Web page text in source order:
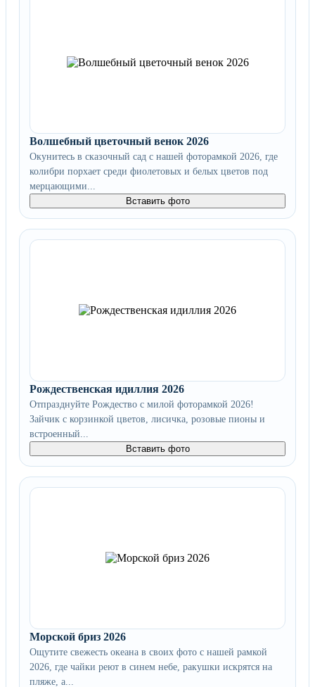
Волшебный цветочный венок 2026
Окунитесь в сказочный сад с нашей фоторамкой 2026, где
колибри порхает среди фиолетовых и белых цветов под
мерцающими...
Вставить фото
Рождественская идиллия 2026
Отпразднуйте Рождество с милой фоторамкой 2026!
Зайчик с корзинкой цветов, лисичка, розовые пионы и
встроенный...
Вставить фото
Морской бриз 2026
Ощутите свежесть океана в своих фото с нашей рамкой
2026, где чайки реют в синем небе, ракушки искрятся на
пляже, а...